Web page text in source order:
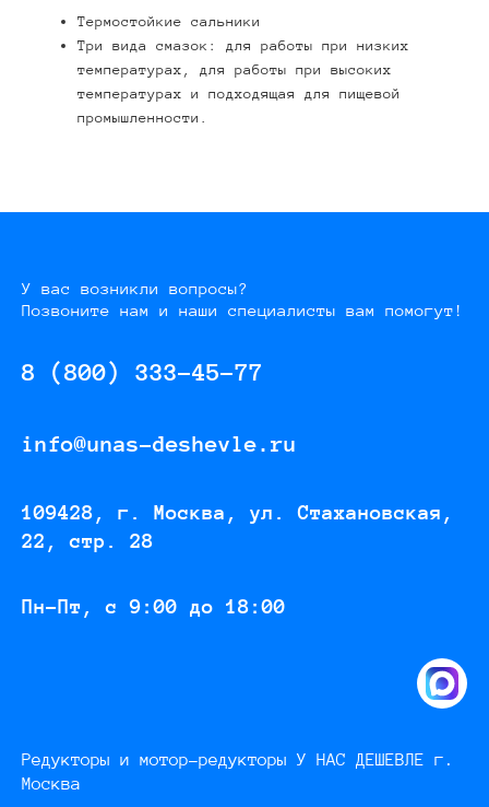
Термостойкие сальники
Три вида смазок: для работы при низких
температурах, для работы при высоких
температурах и подходящая для пищевой
промышленности.
У вас возникли вопросы?
Позвоните нам и наши специалисты вам помогут!
8 (800) 333-45-77
info@unas-deshevle.ru
109428, г. Москва, ул. Стахановская,
22, стр. 28
Пн-Пт, с 9:00 до 18:00
Редукторы и мотор-редукторы У НАС ДЕШЕВЛЕ г.
Москва